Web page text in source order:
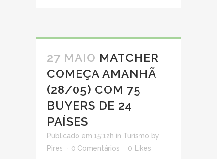
27 MAIO MATCHER
COMEÇA AMANHÃ
(28/05) COM 75
BUYERS DE 24
PAÍSES
Publicado em 15:12h in Turismo by
Pires
0 Comentários 0 Likes